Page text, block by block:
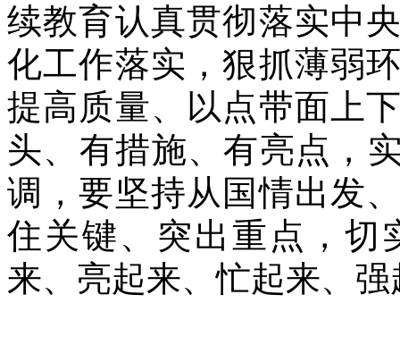
续教育认真贯彻落实中
化工作落实，狠抓薄弱
提高质量、以点带面上
头、有措施、有亮点，
调，要坚持从国情出发
住关键、突出重点，切
来、亮起来、忙起来、